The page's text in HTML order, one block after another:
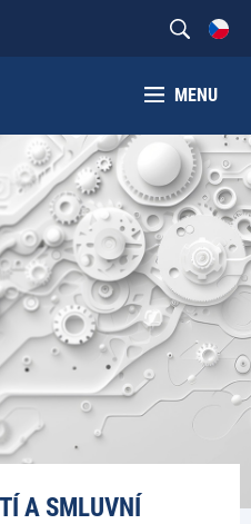
MENU
A SMLUVNÍ